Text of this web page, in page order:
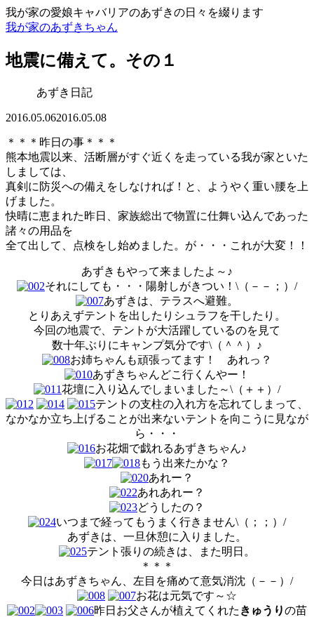
我が家の愛娘キャバリアのあずきの日々を綴ります
我が家のあずきちゃん
地震に備えて。その１
あずき日記
2016.05.062016.05.08
＊＊＊昨日の事＊＊＊
熊本地震以来、活断層がすぐ近くを走っている我が家といた
しましては、
真剣に防災への備えをしなければ！と、ようやく重い腰を上
げました。
快晴に恵まれた昨日、家族総出で物置に仕舞い込んであった
諸々の用品を
全て出して、点検をし始めました。が・・・これが大変！！
あずきもやって来ましたよ～♪
それにしても・・・陽射しがきつい！\（－－；）/
あずきは、テラスへ避難。
とりあえずテントを出したりシュラフを干したり。
今回の地震で、テントが大活躍しているのを見て
数十年ぶりにキャンプ気分です\（＾＾）♪
お姉ちゃんも頑張ってます！ あれっ？
あずきちゃんどこ行くんやー！
花壇に入り込んでしまいました～\（＋＋）/
テントの支柱の入れ方を忘れてしまって、
なかなか立ち上げることが出来ないテントを向こうに見なが
ら・・・
お花畑で戯れるあずきちゃん♪
もう出来たかな？
あれー？
あれあれー？
どうしたの？
いつまで経ってもうまく行きません\（；；）/
あずきは、一旦休憩に入りました。
テント張りの続きは、また明日。
＊＊＊
今日はあずきちゃん、左目を痛めて意気消沈（－－）/
お花は元気です～☆
昨日お父さんが植えてくれた きゅうりの苗